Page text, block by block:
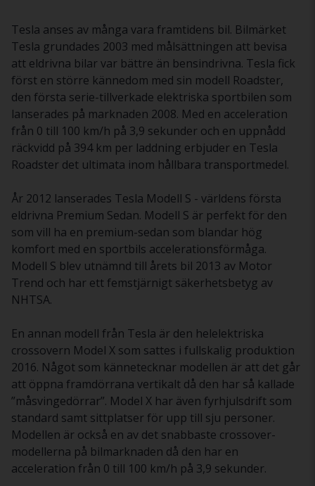
Tesla anses av många vara framtidens bil. Bilmärket
Tesla grundades 2003 med målsättningen att bevisa
att eldrivna bilar var bättre än bensindrivna. Tesla fick
först en större kännedom med sin modell Roadster,
den första serie-tillverkade elektriska sportbilen som
lanserades på marknaden 2008. Med en acceleration
från 0 till 100 km/h på 3,9 sekunder och en uppnådd
räckvidd på 394 km per laddning erbjuder en Tesla
Roadster det ultimata inom hållbara transportmedel.
År 2012 lanserades Tesla Modell S - världens första
eldrivna Premium Sedan. Modell S är perfekt för den
som vill ha en premium-sedan som blandar hög
komfort med en sportbils accelerationsförmåga.
Modell S blev utnämnd till årets bil 2013 av Motor
Trend och har ett femstjärnigt säkerhetsbetyg av
NHTSA.
En annan modell från Tesla är den helelektriska
crossovern Model X som sattes i fullskalig produktion
2016. Något som kännetecknar modellen är att det går
att öppna framdörrana vertikalt då den har så kallade
”måsvingedörrar”. Model X har även fyrhjulsdrift som
standard samt sittplatser för upp till sju personer.
Modellen är också en av det snabbaste crossover-
modellerna på bilmarknaden då den har en
acceleration från 0 till 100 km/h på 3,9 sekunder.